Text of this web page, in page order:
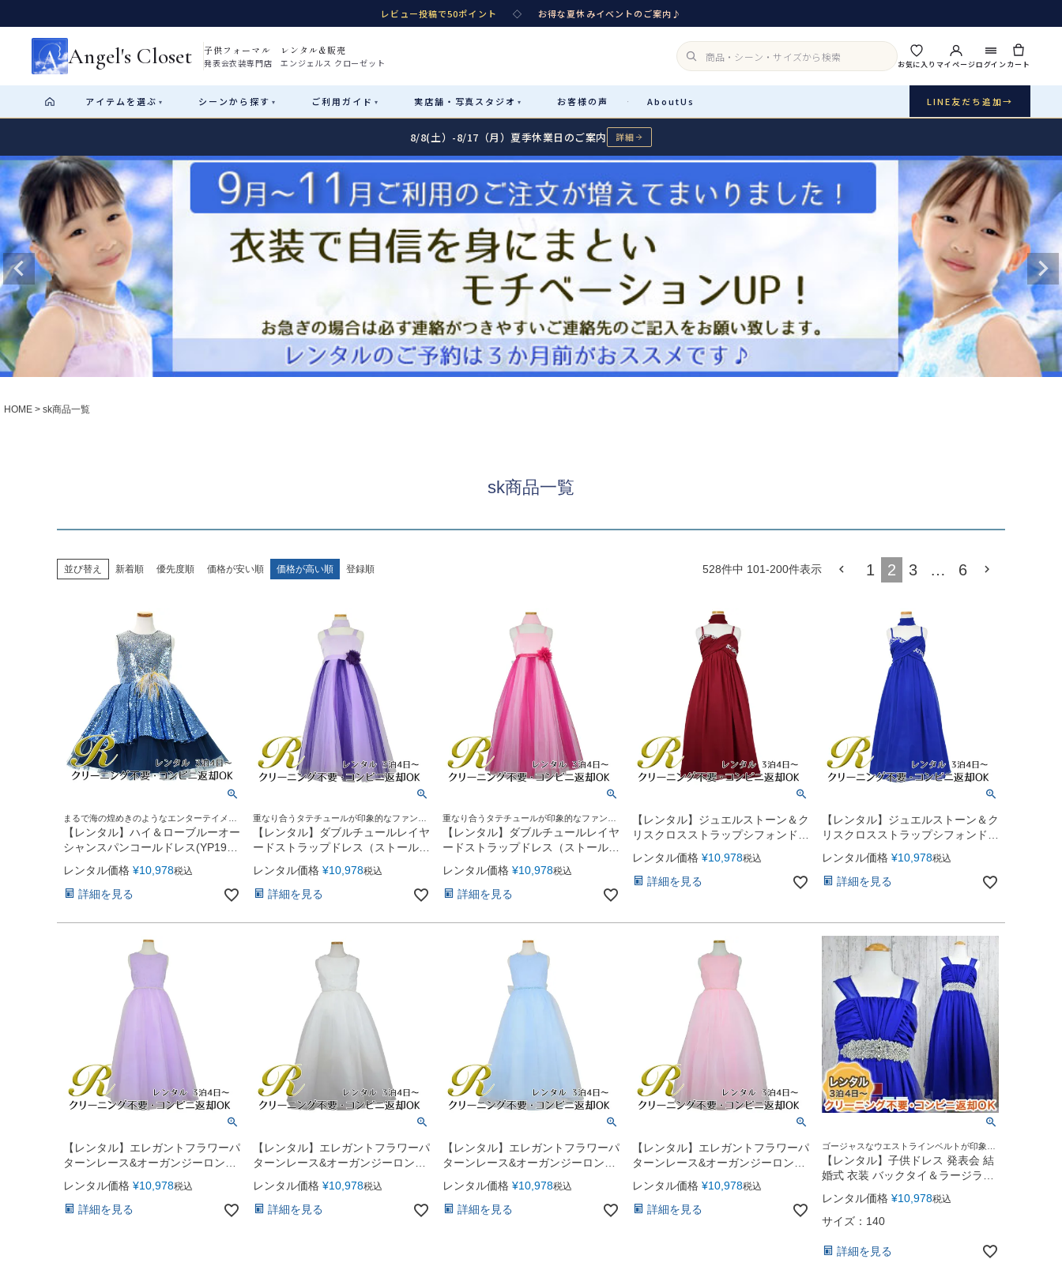
レビュー投稿で50ポイント ◇ お得な夏休みイベントのご案内♪
Angel's Closet 子供フォーマル レンタル&販売
発表会衣装専門店 エンジェルス クローゼット お気に入りマイページログインカート
アイテム を選ぶ ▾ シーンから探す ▾ ご利用ガイド ▾ 実店舗・ 写真スタジオ ▾ お客様の声 · AboutUs LINE友だち追加→
カテゴリ詳細→ サイズで選ぶ→
Rental レンタル
女の子ドレス
小物・アクセ パニエ
アウター
Sale販売
コスチューム アウター インナー・パニエ
アクセサリー ジュエリー 音楽雑貨
性別・サイズで絞り込む→
Recital & Concours
Start はじめに
01 ショップガイド（総合案内）
レンタル・販売の入口
02 サイズの選び方
測り方と目安
Angel's Closetについて
創業2003年からの想い
Rentalレンタル
04 レンタルのご案内
予約・配送・返却・料金
レンタルの流れ
06 あんしんパック
汚れ・キズ・破損の補償
Buy & Support ご購入・サポート
08 送料・お支払い
送料・決済方法
09 お問い合わせ
電話・メール・LINE
〒 茨城県土浦市大町14-16-1F
店舗を予約する →
Photography
8/8(土）-8/17（月）夏季休業日のご案内 詳細
HOME sk商品一覧
sk商品一覧
並び替え 新着順 優先度順 価格が安い順 価格が高い順 登録順 528件中 101-200件表示 1 2 3 … 6
まるで海の煌めきのようなエンターテイメン
トドレス
【レンタル】ハイ＆ローブルーオー
シャンスパンコールドレス(YP193)
オーシャンブルー
レンタル価格 ¥10,978税込
詳細を見る
重なり合うタテチュールが印象的なファンタ
ジックドレス
【レンタル】ダブルチュールレイヤ
ードストラップドレス（ストール
付）(JK3355)パープル
レンタル価格 ¥10,978税込
詳細を見る
重なり合うタテチュールが印象的なファンタ
ジックドレス
【レンタル】ダブルチュールレイヤ
ードストラップドレス（ストール
付）(JK3355)フクシア
レンタル価格 ¥10,978税込
詳細を見る
【レンタル】ジュエルストーン＆ク
リスクロスストラップシフォンドレ
ス(JK3556)バーガンディー
レンタル価格 ¥10,978税込
詳細を見る
【レンタル】ジュエルストーン＆ク
リスクロスストラップシフォンドレ
ス(JK3556)ロイヤルブルー
レンタル価格 ¥10,978税込
詳細を見る
【レンタル】エレガントフラワーパ
ターンレース&オーガンジーロング
ドレス(JK3580)ラベンダー
レンタル価格 ¥10,978税込
詳細を見る
【レンタル】エレガントフラワーパ
ターンレース&オーガンジーロング
ドレス(JK3580)アイボリー
レンタル価格 ¥10,978税込
詳細を見る
【レンタル】エレガントフラワーパ
ターンレース&オーガンジーロング
ドレス(JK3580)ブルー
レンタル価格 ¥10,978税込
詳細を見る
【レンタル】エレガントフラワーパ
ターンレース&オーガンジーロング
ドレス(JK3580)ピンク
レンタル価格 ¥10,978税込
詳細を見る
ゴージャスなウエストラインベルトが印象的
なドレス
【レンタル】子供ドレス 発表会 結
婚式 衣装 バックタイ＆ラージライ
ンストーンシフォンロングドレス
（JK3702）
レンタル価格 ¥10,978税込
サイズ：140
詳細を見る